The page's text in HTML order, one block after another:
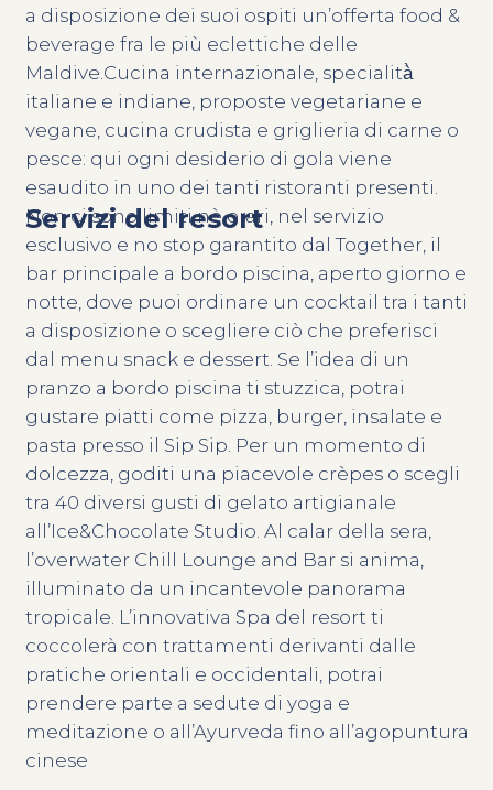
Servizi del resort
a disposizione dei suoi ospiti un’offerta food &
beverage fra le più eclettiche delle
Maldive.Cucina internazionale, specialità̀
italiane e indiane, proposte vegetariane e
vegane, cucina crudista e griglieria di carne o
pesce: qui ogni desiderio di gola viene
esaudito in uno dei tanti ristoranti presenti.
Non ci sono limiti nè orari, nel servizio
esclusivo e no stop garantito dal Together, il
bar principale a bordo piscina, aperto giorno e
notte, dove puoi ordinare un cocktail tra i tanti
a disposizione o scegliere ciò che preferisci
dal menu snack e dessert. Se l’idea di un
pranzo a bordo piscina ti stuzzica, potrai
gustare piatti come pizza, burger, insalate e
pasta presso il Sip Sip. Per un momento di
dolcezza, goditi una piacevole crèpes o scegli
tra 40 diversi gusti di gelato artigianale
all’Ice&Chocolate Studio. Al calar della sera,
l’overwater Chill Lounge and Bar si anima,
illuminato da un incantevole panorama
tropicale. L’innovativa Spa del resort ti
coccolerà con trattamenti derivanti dalle
pratiche orientali e occidentali, potrai
prendere parte a sedute di yoga e
meditazione o all’Ayurveda fino all’agopuntura
cinese